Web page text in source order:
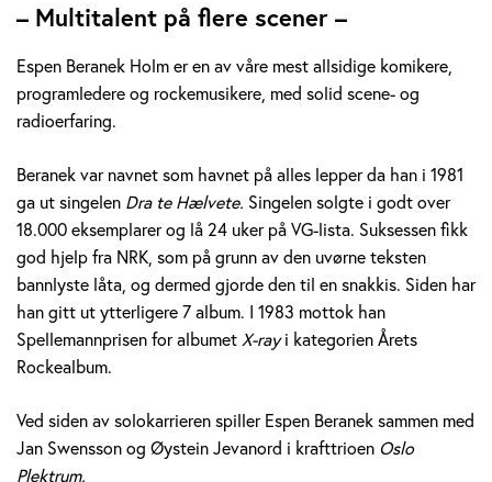
p
e
n
B
e
r
a
n
e
k
– Multitalent på flere scener –
Espen Beranek Holm er en av våre mest allsidige komikere,
programledere og rockemusikere, med solid scene- og
radioerfaring.
Beranek var navnet som havnet på alles lepper da han i 1981
ga ut singelen Dra te Hælvete. Singelen solgte i godt over
18.000 eksemplarer og lå 24 uker på VG-lista. Suksessen fikk
god hjelp fra NRK, som på grunn av den uvørne teksten
bannlyste låta, og dermed gjorde den til en snakkis. Siden har
han gitt ut ytterligere 7 album. I 1983 mottok han
Spellemannprisen for albumetX-rayi kategorien Årets
Rockealbum.
Ved siden av solokarrieren spiller Espen Beranek sammen med
Jan Swensson og Øystein Jevanord i krafttrioen Oslo
Plektrum.